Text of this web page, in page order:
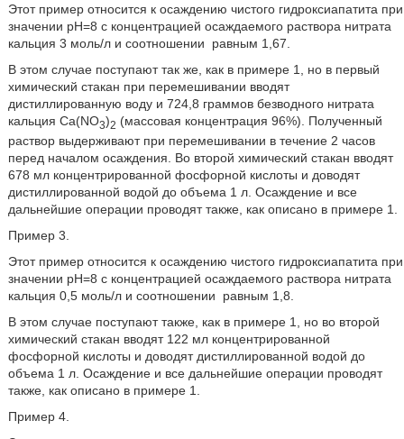
Этот пример относится к осаждению чистого гидроксиапатита при
значении рН=8 с концентрацией осаждаемого раствора нитрата
кальция 3 моль/л и соотношении
равным 1,67.
В этом случае поступают так же, как в примере 1, но в первый
химический стакан при перемешивании вводят
дистиллированную воду и 724,8 граммов безводного нитрата
кальция Са(NO3)2 (массовая концентрация 96%). Полученный
раствор выдерживают при перемешивании в течение 2 часов
перед началом осаждения. Во второй химический стакан вводят
678 мл концентрированной фосфорной кислоты и доводят
дистиллированной водой до объема 1 л. Осаждение и все
дальнейшие операции проводят также, как описано в примере 1.
Пример 3.
Этот пример относится к осаждению чистого гидроксиапатита при
значении рН=8 с концентрацией осаждаемого раствора нитрата
кальция 0,5 моль/л и соотношении
равным 1,8.
В этом случае поступают также, как в примере 1, но во второй
химический стакан вводят 122 мл концентрированной
фосфорной кислоты и доводят дистиллированной водой до
объема 1 л. Осаждение и все дальнейшие операции проводят
также, как описано в примере 1.
Пример 4.